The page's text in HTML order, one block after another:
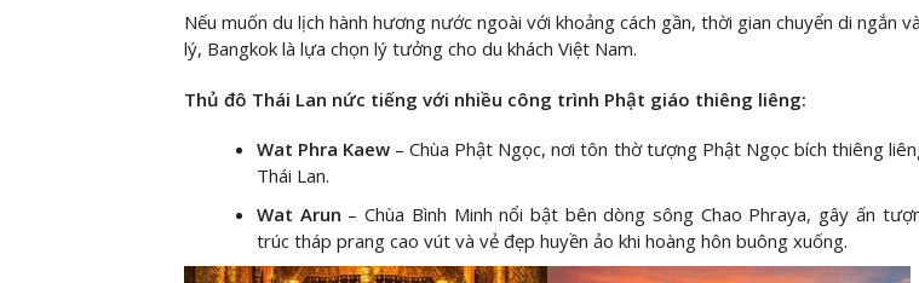
Nếu muốn du lịch hành hương nước ngoài với khoảng cách gần, thời gian chuyển di ngắn
lý, Bangkok là lựa chọn lý tưởng cho du khách Việt Nam.
Thủ đô Thái Lan nức tiếng với nhiều công trình Phật giáo thiêng liêng:
Wat Phra Kaew – Chùa Phật Ngọc, nơi tôn thờ tượng Phật Ngọc bích thiêng
Thái Lan.
Wat Arun – Chùa Bình Minh nổi bật bên dòng sông Chao Phraya, gây ấn
trúc tháp prang cao vút và vẻ đẹp huyền ảo khi hoàng hôn buông xuống.